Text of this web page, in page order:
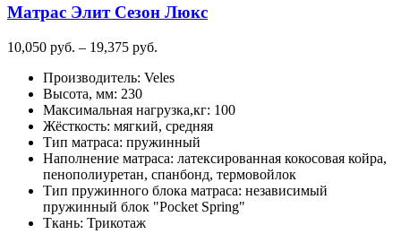
товара.
Матрас Элит Сезон Люкс
10,050 руб. – 19,375 руб.
10,050
–
19,375
руб.
Производитель: Veles
Высота, мм: 230
Максимальная нагрузка,кг: 100
Жёсткость: мягкий, средняя
Тип матраса: пружинный
Наполнение матраса: латексированная кокосовая койра,
пенополиуретан, спанбонд, термовойлок
Тип пружинного блока матраса: независимый
пружинный блок "Pocket Spring"
Ткань: Трикотаж